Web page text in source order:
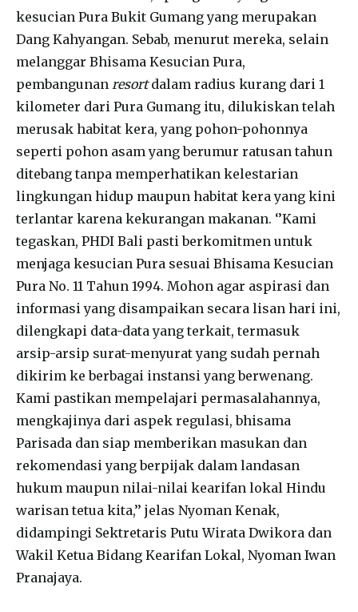
kesucian Pura Bukit Gumang yang merupakan
Dang Kahyangan. Sebab, menurut mereka, selain
melanggar Bhisama Kesucian Pura,
pembangunan resortdalam radius kurang dari 1
kilometer dari Pura Gumang itu, dilukiskan telah
merusak habitat kera, yang pohon-pohonnya
seperti pohon asam yang berumur ratusan tahun
ditebang tanpa memperhatikan kelestarian
lingkungan hidup maupun habitat kera yang kini
terlantar karena kekurangan makanan. ‘’Kami
tegaskan, PHDI Bali pasti berkomitmen untuk
menjaga kesucian Pura sesuai Bhisama Kesucian
Pura No. 11 Tahun 1994. Mohon agar aspirasi dan
informasi yang disampaikan secara lisan hari ini,
dilengkapi data-data yang terkait, termasuk
arsip-arsip surat-menyurat yang sudah pernah
dikirim ke berbagai instansi yang berwenang.
Kami pastikan mempelajari permasalahannya,
mengkajinya dari aspek regulasi, bhisama
Parisada dan siap memberikan masukan dan
rekomendasi yang berpijak dalam landasan
hukum maupun nilai-nilai kearifan lokal Hindu
warisan tetua kita,’’ jelas Nyoman Kenak,
didampingi Sektretaris Putu Wirata Dwikora dan
Wakil Ketua Bidang Kearifan Lokal, Nyoman Iwan
Pranajaya.